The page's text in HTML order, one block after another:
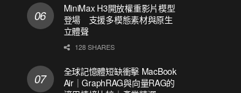
MiniMax H3開放權重影片模型
登場 支援多模態素材與原生
立體聲
128 SHARES
全球記憶體短缺衝擊 MacBook
Air｜GraphRAG與向量RAG的